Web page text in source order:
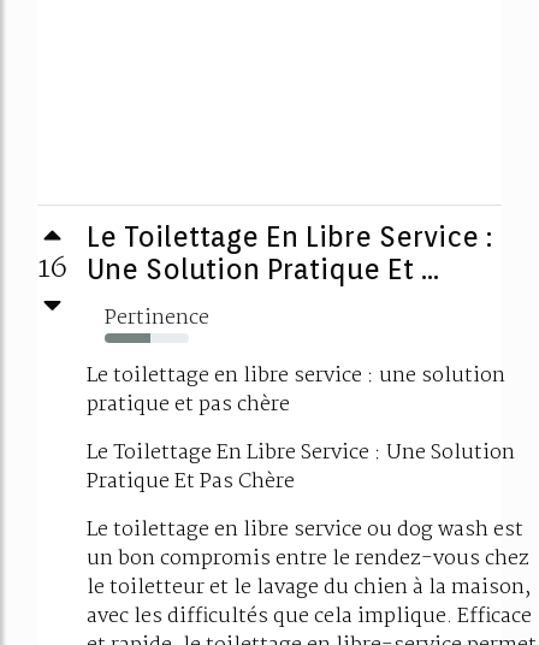
16
Le Toilettage En Libre Service :
Une Solution Pratique Et ...
Pertinence
54%
Le toilettage en libre service : une solution
pratique et pas chère
Le Toilettage En Libre Service : Une Solution
Pratique Et Pas Chère
Le toilettage en libre service ou dog wash est
un bon compromis entre le rendez-vous chez
le toiletteur et le lavage du chien à la maison,
avec les difficultés que cela implique. Efficace